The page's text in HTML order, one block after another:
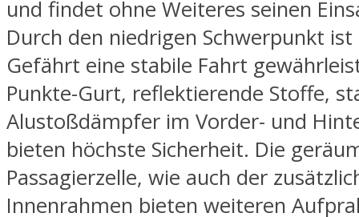
und findet ohne Weiteres seinen
Durch den niedrigen Schwerpunkt
Gefährt eine stabile Fahrt
Punkte-Gurt, reflektierende Stoffe,
Alustoßdämpfer im Vorder- und
bieten höchste Sicherheit. Die
Passagierzelle, wie auch der
Innenrahmen bieten weiteren